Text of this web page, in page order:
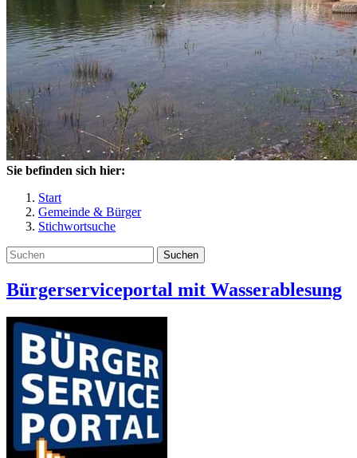
Sie befinden sich hier:
Start
Gemeinde & Bürger
Stichwortsuche
Suchen
Bürgerserviceportal mit Wasserablesung